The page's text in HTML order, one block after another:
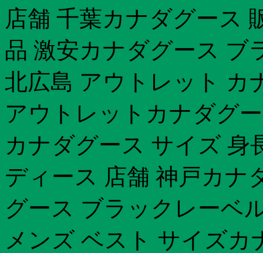
店舗 千葉カナダグース
品 激安カナダグース ブ
北広島 アウトレット カ
アウトレットカナダグ
カナダグース サイズ 身
ディース 店舗 神戸カナ
グース ブラックレーベ
メンズ ベスト サイズ